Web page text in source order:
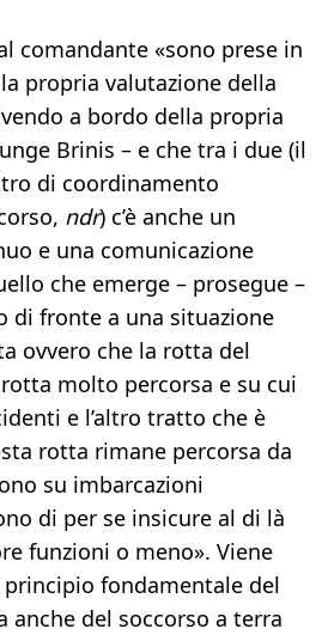
comandante «sono prese in
propria valutazione della
a bordo della propria
Brinis – e che tra i due (il
di coordinamento
ndr) c’è anche un
e una comunicazione
che emerge – prosegue –
di fronte a una situazione
ovvero che la rotta del
molto percorsa e su cui
e l’altro tratto che è
rotta rimane percorsa da
su imbarcazioni
di per se insicure al di là
funzioni o meno». Viene
fondamentale del
anche del soccorso a terra